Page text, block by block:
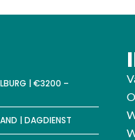
| €3200 –
| DAGDIENST